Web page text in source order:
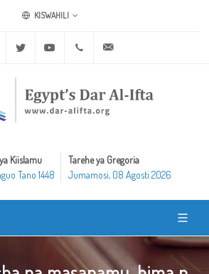
KISWAHILI
Facebook Twitter Youtube +20 2 25970400
Kiislamu
Tano 1448
Tarehe ya Gregoria
Jumamosi, 08 Agosti 2026